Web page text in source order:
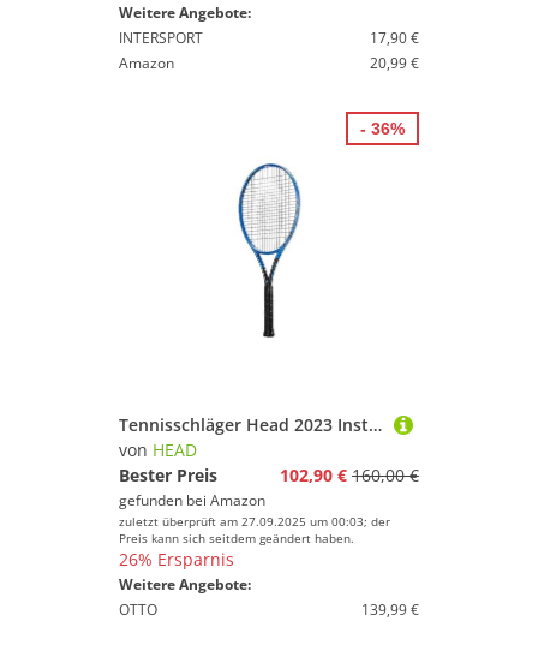
Weitere Angebote:
INTERSPORT
17,90 €
Amazon
20,99 €
Tennisschläger Head 2023 Instinct Team L G1
von HEAD
Bester Preis
102,90 € 160,00 €
gefunden bei Amazon
zuletzt überprüft am 27.09.2025 um 00:03; der
Preis kann sich seitdem geändert haben.
26% Ersparnis
Weitere Angebote:
OTTO
139,99 €
- 36%